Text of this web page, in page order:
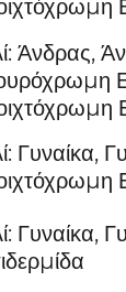
Άνδρας,
Γυναίκα,
Γυναίκα,